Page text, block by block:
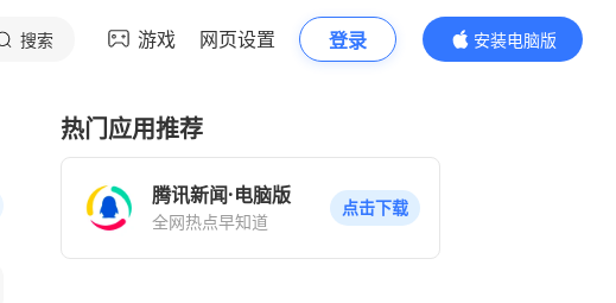
搜索 游戏 网页设置 登录
安装电脑版
内容更精彩
热门应用推荐
腾讯新闻·电脑版
全网热点早知道
点击下载